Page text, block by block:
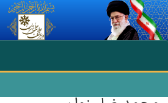
انتقال به محتوای اصلی